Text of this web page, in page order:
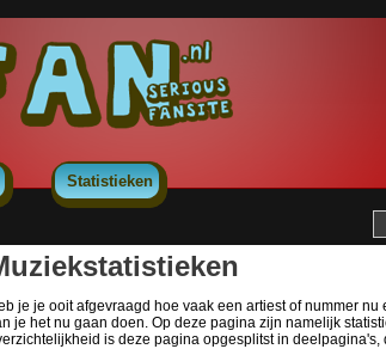
Statistieken
je je ooit afgevraagd hoe vaak een artiest of nummer
je het nu gaan doen. Op deze pagina zijn namelijk
is deze pagina opgesplitst in